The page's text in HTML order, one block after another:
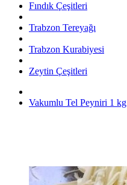
Fındık Çeşitleri
Trabzon Tereyağı
Trabzon Kurabiyesi
Zeytin Çeşitleri
Vakumlu Tel Peyniri 1 kg